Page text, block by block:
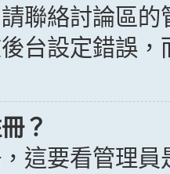
聯絡討論區
台設定錯誤
？
這要看管理